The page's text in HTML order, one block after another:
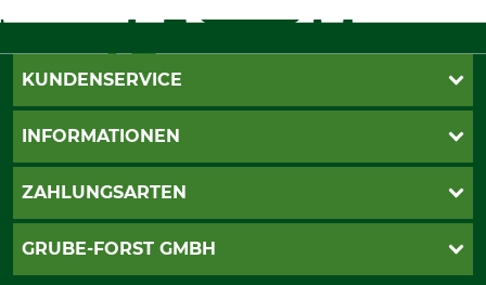
KUNDENSERVICE
Katalogbestellung
INFORMATIONEN
AGB
ZAHLUNGSARTEN
PayPal
GRUBE-FORST GMBH